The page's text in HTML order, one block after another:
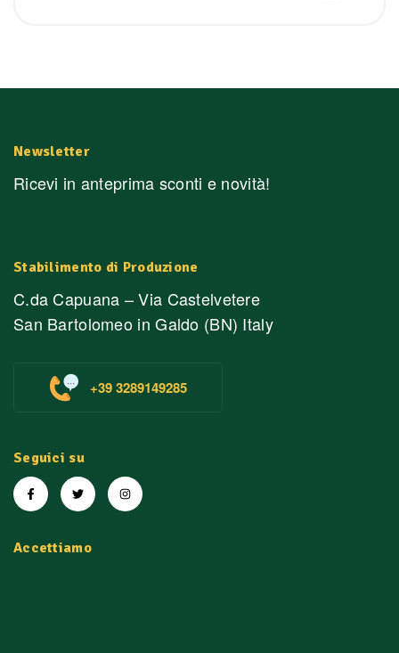
Newsletter
Ricevi in anteprima sconti e novità!
Stabilimento di Produzione
C.da Capuana – Via Castelvetere
San Bartolomeo in Galdo (BN) Italy
+39 3289149285
Seguici su
Accettiamo